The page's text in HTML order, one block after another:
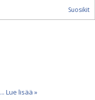
Suosikit
... Lue lisää »